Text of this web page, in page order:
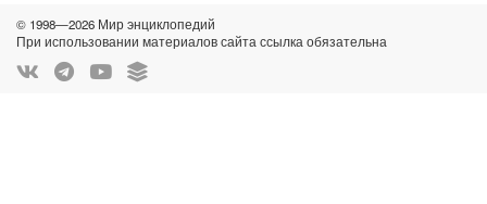
© 1998—2026 Мир энциклопедий
При использовании материалов сайта ссылка обязательна